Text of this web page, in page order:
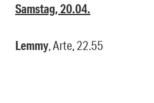
Samstag, 20.04.
Lemmy, Arte, 22.55